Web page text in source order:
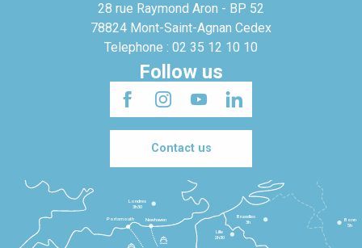
28 rue Raymond Aron - BP 52
78824 Mont-Saint-Agnan Cedex
Telephone : 02 35 12 10 10
Follow us
Contact us
Lille
2h30
Bruxelles
3h
Londres
3h30
Newhaven
Portsmouth
Bonn
5h